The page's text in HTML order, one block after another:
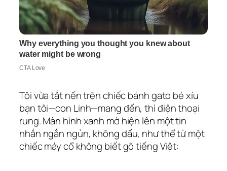
Tôi vừa tắt nến trên chiếc bánh gato bé xíu
bạn tôi—con Linh—mang đến, thì điện thoại
rung. Màn hình xanh mờ hiện lên một tin
nhắn ngắn ngủn, không dấu, như thể từ một
chiếc máy cổ không biết gõ tiếng Việt: